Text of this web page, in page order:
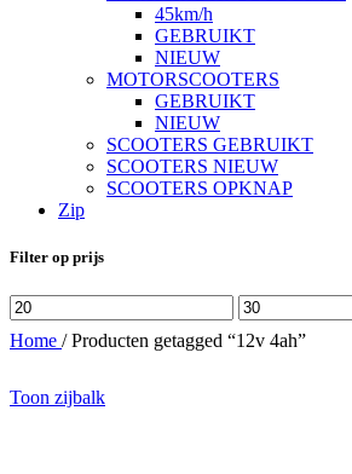
45km/h
GEBRUIKT
NIEUW
MOTORSCOOTERS
GEBRUIKT
NIEUW
SCOOTERS GEBRUIKT
SCOOTERS NIEUW
SCOOTERS OPKNAP
Zip
Filter op prijs
Min.
prijs
Max.
prijs
Home / Producten getagged “12v 4ah”
Toon zijbalk